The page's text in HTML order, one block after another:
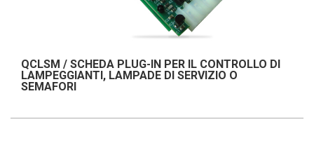
QCLSM / SCHEDA PLUG-IN PER IL CONTROLLO DI
LAMPEGGIANTI, LAMPADE DI SERVIZIO O
SEMAFORI